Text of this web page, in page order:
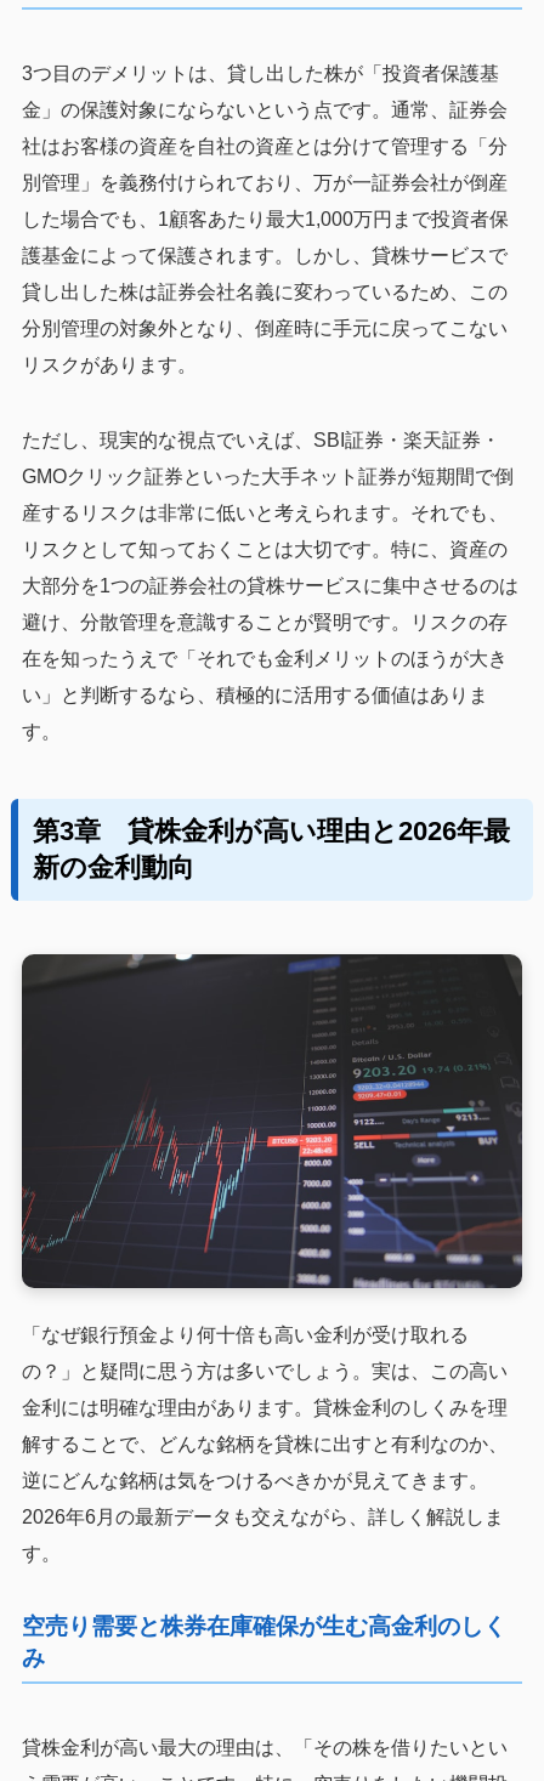
3つ目のデメリットは、貸し出した株が「投資者保護基
金」の保護対象にならないという点です。通常、証券会
社はお客様の資産を自社の資産とは分けて管理する「分
別管理」を義務付けられており、万が一証券会社が倒産
した場合でも、1顧客あたり最大1,000万円まで投資者保
護基金によって保護されます。しかし、貸株サービスで
貸し出した株は証券会社名義に変わっているため、この
分別管理の対象外となり、倒産時に手元に戻ってこない
リスクがあります。
ただし、現実的な視点でいえば、SBI証券・楽天証券・
GMOクリック証券といった大手ネット証券が短期間で倒
産するリスクは非常に低いと考えられます。それでも、
リスクとして知っておくことは大切です。特に、資産の
大部分を1つの証券会社の貸株サービスに集中させるのは
避け、分散管理を意識することが賢明です。リスクの存
在を知ったうえで「それでも金利メリットのほうが大き
い」と判断するなら、積極的に活用する価値はありま
す。
第3章 貸株金利が高い理由と2026年最
新の金利動向
「なぜ銀行預金より何十倍も高い金利が受け取れる
の？」と疑問に思う方は多いでしょう。実は、この高い
金利には明確な理由があります。貸株金利のしくみを理
解することで、どんな銘柄を貸株に出すと有利なのか、
逆にどんな銘柄は気をつけるべきかが見えてきます。
2026年6月の最新データも交えながら、詳しく解説しま
す。
空売り需要と株券在庫確保が生む高金利のしく
み
貸株金利が高い最大の理由は、「その株を借りたいとい